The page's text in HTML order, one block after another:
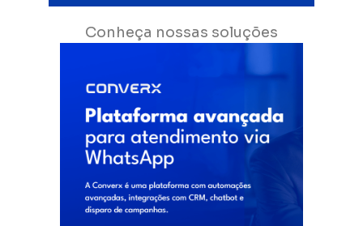
Conheça nossas soluções